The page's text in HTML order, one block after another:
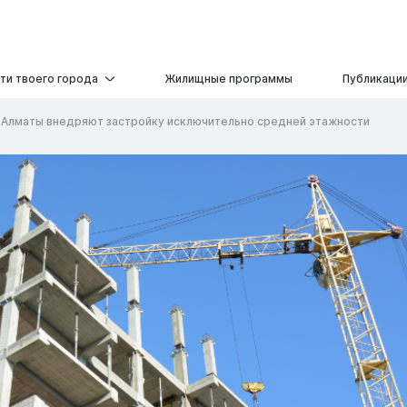
твоего города Жилищные программы
внедряют застройку исключительно средней этажности